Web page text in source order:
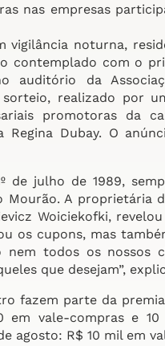
nas empresas
vigilância noturna,
contemplado com o
auditório da
realizado por
promotoras da
Dubay. O
de julho de 1989,
Mourão. A proprietária
Woiciekofki,
os cupons, mas
todos os nossos
que desejam”,
fazem parte da
em vale-compras e
agosto: R$ 10 mil em